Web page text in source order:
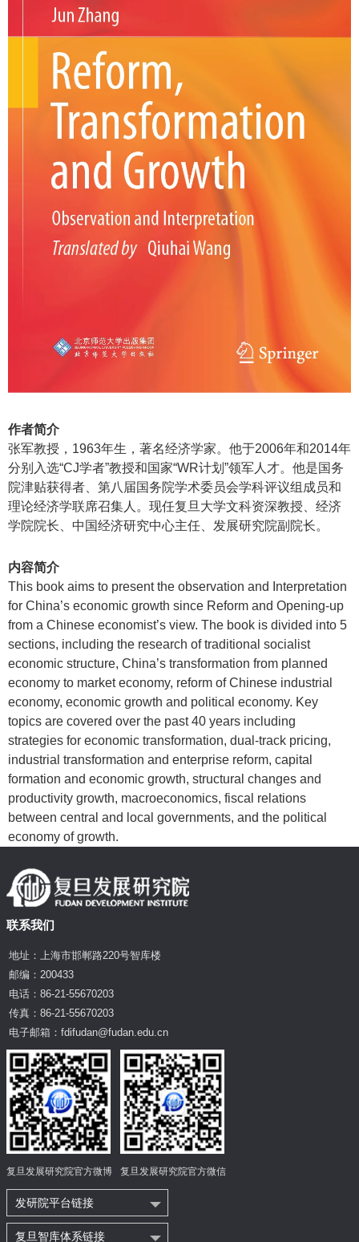
作者简介
张军教授，1963年生，著名经济学家。他于2006年和2014年
分别入选“CJ学者”教授和国家“WR计划”领军人才。他是国务
院津贴获得者、第八届国务院学术委员会学科评议组成员和
理论经济学联席召集人。现任复旦大学文科资深教授、经济
学院院长、中国经济研究中心主任、发展研究院副院长。
内容简介
This book aims to present the observation and Interpretation
for China’s economic growth since Reform and Opening-up
from a Chinese economist’s view. The book is divided into 5
sections, including the research of traditional socialist
economic structure, China’s transformation from planned
economy to market economy, reform of Chinese industrial
economy, economic growth and political economy. Key
topics are covered over the past 40 years including
strategies for economic transformation, dual-track pricing,
industrial transformation and enterprise reform, capital
formation and economic growth, structural changes and
productivity growth, macroeconomics, fiscal relations
between central and local governments, and the political
economy of growth.
联系我们
地址：上海市邯郸路220号智库楼
邮编：200433
电话：86-21-55670203
传真：86-21-55670203
电子邮箱：fdifudan@fudan.edu.cn
复旦发展研究院官方微博 复旦发展研究院官方微信
发研院平台链接
复旦智库体系链接